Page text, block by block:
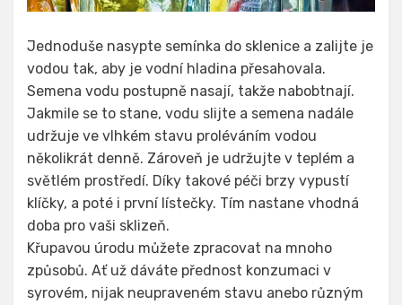
Jednoduše nasypte semínka do sklenice a zalijte je
vodou tak, aby je vodní hladina přesahovala.
Semena vodu postupně nasají, takže nabobtnají.
Jakmile se to stane, vodu slijte a semena nadále
udržuje ve vlhkém stavu proléváním vodou
několikrát denně. Zároveň je udržujte v teplém a
světlém prostředí. Díky takové péči brzy vypustí
klíčky, a poté i první lístečky. Tím nastane vhodná
doba pro vaši sklizeň.
Křupavou úrodu můžete zpracovat na mnoho
způsobů. Ať už dáváte přednost konzumaci v
syrovém, nijak neupraveném stavu anebo různým